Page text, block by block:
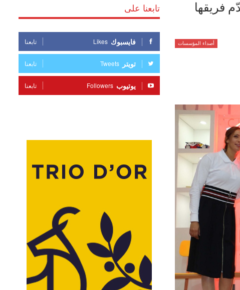
فريقها
أصداء المؤسسات
تابعنا على
فايسبوك Likes تابعنا
تويتر Tweets تابعنا
يوتيوب Followers تابعنا